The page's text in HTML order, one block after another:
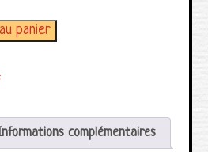
désastre
panier
complémentaires